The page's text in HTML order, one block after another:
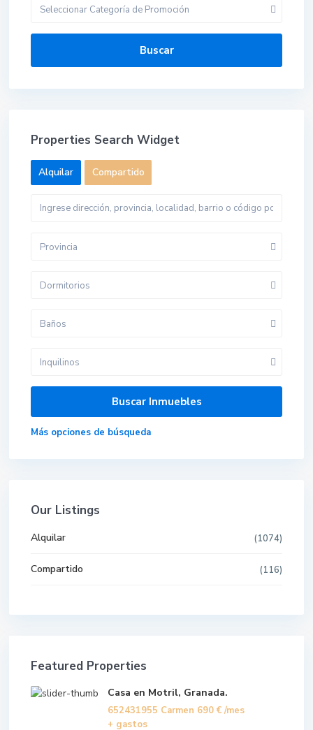
Seleccionar Categoría de Promoción
Buscar
Properties Search Widget
Alquilar Compartido
Provincia
Dormitorios
Baños
Inquilinos
Más opciones de búsqueda
Our Listings
Alquilar (1074)
Compartido (116)
Featured Properties
Casa en Motril, Granada.
652431955 Carmen 690 € /mes
+ gastos